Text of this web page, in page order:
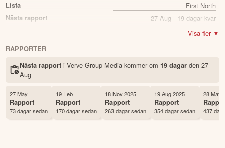
Lista First North
Nästa rapport 27 Aug - 19 dagar kvar
Nej
Status Noterad
Land
Första handelsdag 05 Oct 2020
Antal ägare Avanza
11,998 st
Visa fler ▼
RAPPORTER
Nästa rapport i Verve Group Media kommer om 19 dagarden 27
Aug
27 May
Rapport
73 dagar sedan
19 Feb
Rapport
170 dagar sedan
18 Nov 2025
Rapport
263 dagar sedan
19 Aug 2025
Rapport
354 dagar sedan
28 May
437